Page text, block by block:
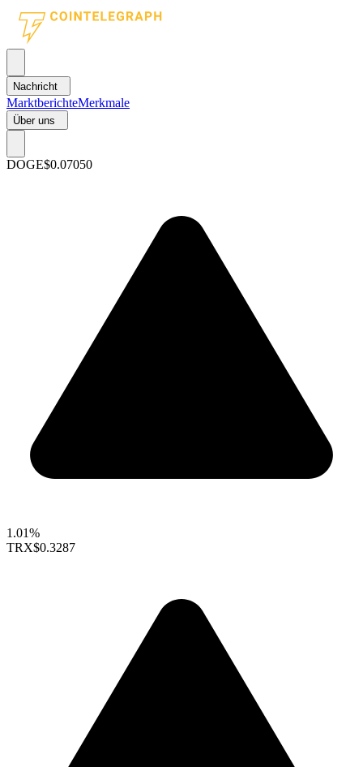
Nachricht
MarktberichteMerkmale
Über uns
DOGE$0.07050
1.01%
TRX$0.3287